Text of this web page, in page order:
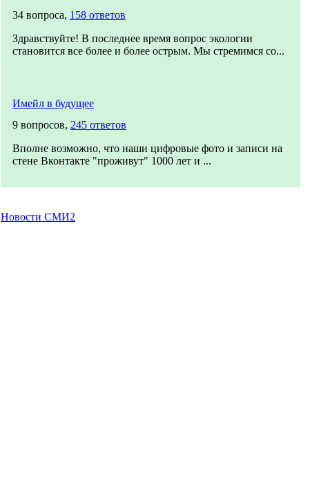
34 вопроса, 158 ответов
Здравствуйте! В последнее время вопрос экологии
становится все более и более острым. Мы стремимся со...
Имейл в будущее
9 вопросов, 245 ответов
Вполне возможно, что наши цифровые фото и записи на
стене Вконтакте "проживут" 1000 лет и ...
Новости СМИ2